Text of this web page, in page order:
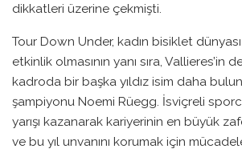
dikkatleri üzerine çekmişti.
Tour Down Under, kadın bisiklet
etkinlik olmasının yanı sıra, Vallieres’in
kadroda bir başka yıldız isim daha
şampiyonu Noemi Rüegg. İsviçreli
yarışı kazanarak kariyerinin en büyük
ve bu yıl unvanını korumak için